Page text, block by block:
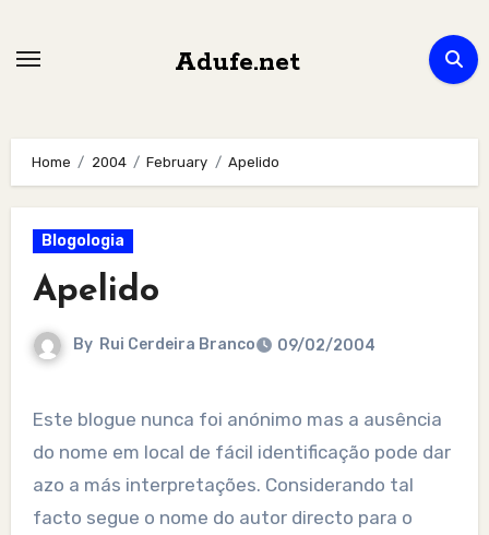
Adufe.net
Home 2004 February Apelido
Blogologia
Apelido
By Rui Cerdeira Branco 09/02/2004
Este blogue nunca foi anónimo mas a ausência
do nome em local de fácil identificação pode dar
azo a más interpretações. Considerando tal
facto segue o nome do autor directo para o